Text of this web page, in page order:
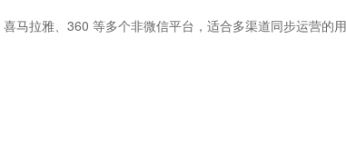
马拉雅、360 等多个非微信平台，适合多渠道同步运营的用